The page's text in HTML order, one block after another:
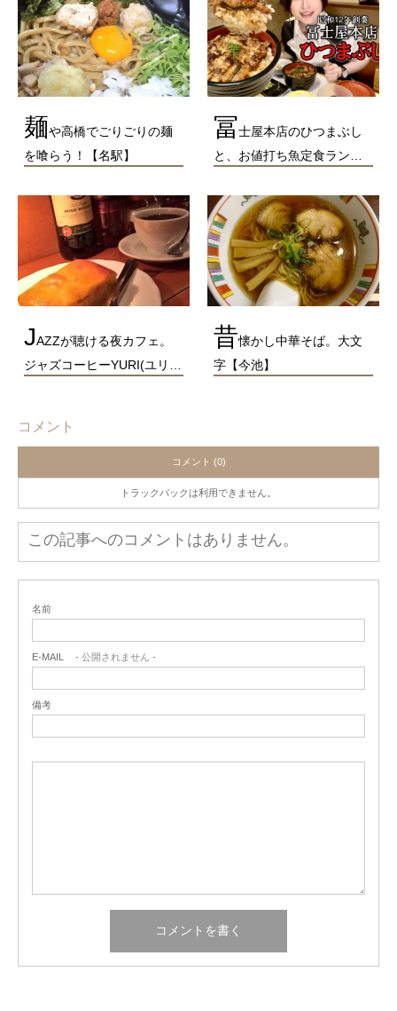
麺や高橋でごりごりの麺
を喰らう！【名駅】
冨士屋本店のひつまぶし
と、お値打ち魚定食ラン…
JAZZが聴ける夜カフェ。
ジャズコーヒーYURI(ユリ…
昔懐かし中華そば。大文
字【今池】
コメント
コメント (0)
トラックバックは利用できません。
この記事へのコメントはありません。
名前
E-MAIL - 公開されません -
備考